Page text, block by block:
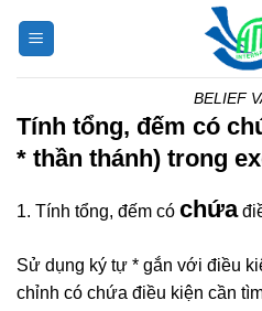
BELIEF
Tính tổng, đếm có
* thần thánh) trong
1. Tính tổng, đếm có chứa
Sử dụng ký tự * gắn với điều
chỉnh có chứa điều kiện cần